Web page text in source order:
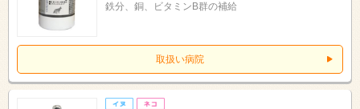
鉄分、銅、ビタミンB群の補給
取扱い病院